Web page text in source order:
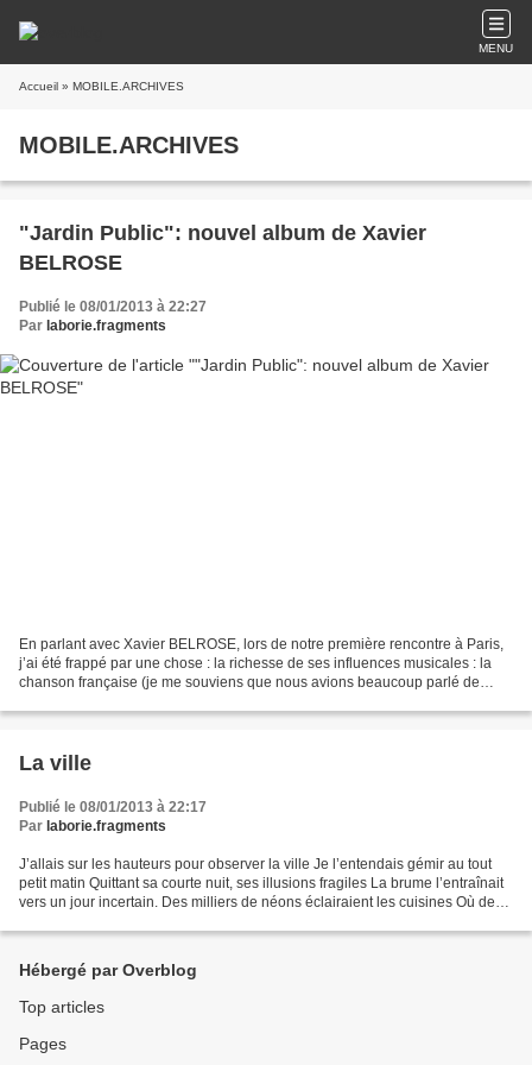
MENU
Accueil » MOBILE.ARCHIVES
MOBILE.ARCHIVES
"Jardin Public": nouvel album de Xavier
BELROSE
Publié le 08/01/2013 à 22:27
Par laborie.fragments
En parlant avec Xavier BELROSE, lors de notre première rencontre à Paris,
j’ai été frappé par une chose : la richesse de ses influences musicales : la
chanson française (je me souviens que nous avions beaucoup parlé de
La ville
Publié le 08/01/2013 à 22:17
Par laborie.fragments
J’allais sur les hauteurs pour observer la ville Je l’entendais gémir au tout
petit matin Quittant sa courte nuit, ses illusions fragiles La brume l’entraînait
vers un jour incertain. Des milliers de néons éclairaient les cuisines Où des
Hébergé par Overblog
Top articles
Pages